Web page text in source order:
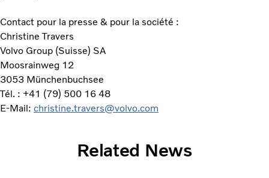
Contact pour la presse & pour la société :
Christine Travers
Volvo Group (Suisse) SA
Moosrainweg 12
3053 Münchenbuchsee
Tél. : +41 (79) 500 16 48
E-Mail: christine.travers@volvo.com
Related News